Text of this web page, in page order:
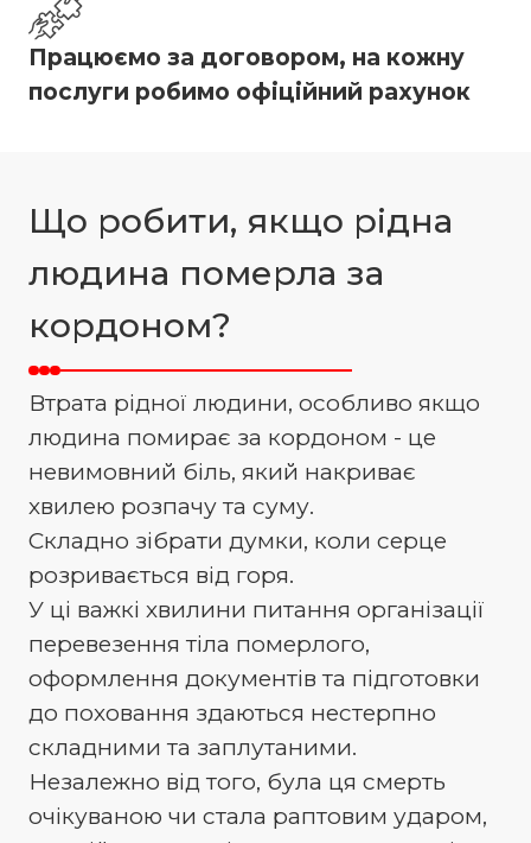
Працюємо за договором, на кожну
послуги робимо офіційний рахунок
Що робити, якщо рідна
людина померла за
кордоном?
Втрата рідної людини, особливо якщо
людина помирає за кордоном - це
невимовний біль, який накриває
хвилею розпачу та суму.
Складно зібрати думки, коли серце
розривається від горя.
У ці важкі хвилини питання організації
перевезення тіла померлого,
оформлення документів та підготовки
до поховання здаються нестерпно
складними та заплутаними.
Незалежно від того, була ця смерть
очікуваною чи стала раптовим ударом,